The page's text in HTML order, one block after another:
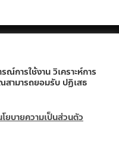
การใช้งาน วิเคราะห์การ
สามารถยอมรับ ปฏิเสธ
โยบายความเป็นส่วนตัว